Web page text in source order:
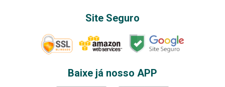
Site Seguro
Baixe já nosso APP